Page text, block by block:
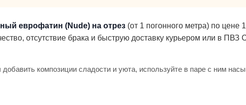
еврофатин (Nude) на отрез (от 1 погонного метра) по
отсутствие брака и быструю доставку курьером или в
композиции сладости и уюта, используйте в паре с ним